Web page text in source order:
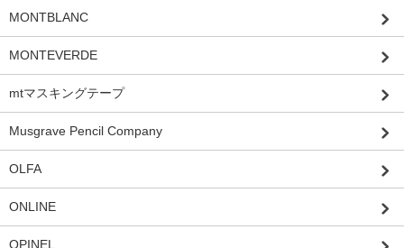
MONTBLANC
MONTEVERDE
mtマスキングテープ
Musgrave Pencil Company
OLFA
ONLINE
OPINEL